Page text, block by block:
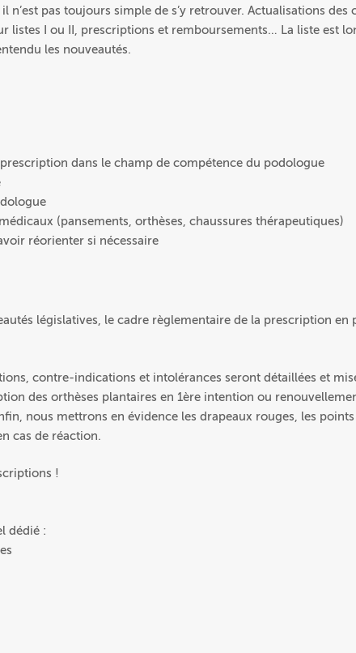
pas toujours simple de s’y retrouver. Actualisations des
listes I ou II, prescriptions et remboursements… La liste est
les nouveautés.
dans le champ de compétence du podologue
(pansements, orthèses, chaussures thérapeutiques)
réorienter si nécessaire
législatives, le cadre règlementaire de la prescription en
contre-indications et intolérances seront détaillées et
des orthèses plantaires en 1ère intention ou
nous mettrons en évidence les drapeaux rouges, les
cas de réaction.
!
dédié :